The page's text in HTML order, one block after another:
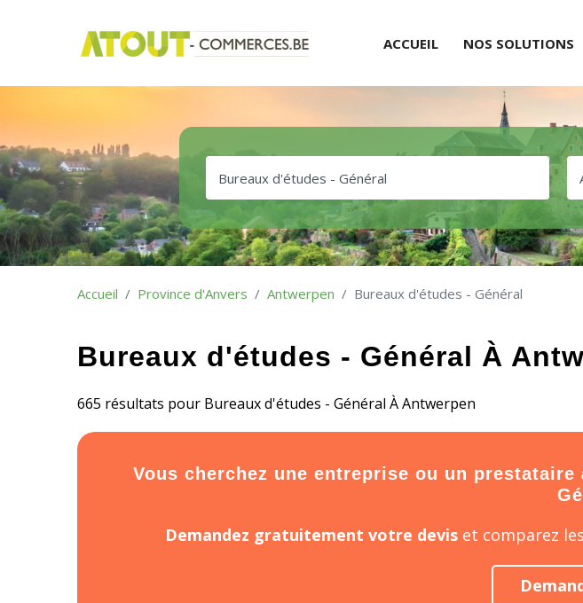
ACCUEIL NOS SOLUTIONS
Accueil Province d'Anvers Antwerpen Bureaux d'études - Général
Bureaux d'études - Général À
665 résultats pour Bureaux d'études - Général À Antwerpen
Vous cherchez une entreprise ou un
Demandez gratuitement votre deviset comparez